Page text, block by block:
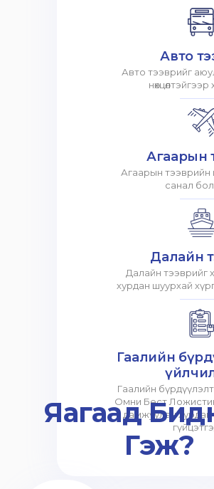
Авто
Авто тээврийг
нөхцөлтэйгээр
Агаарын
Агаарын тээврийн
санал
Далайн
Далайн тээврийг
хурдан шуурхай
Гаалийн
Гаалийн
Омни Бест
дамжуулан
Яагаад
Гэж?